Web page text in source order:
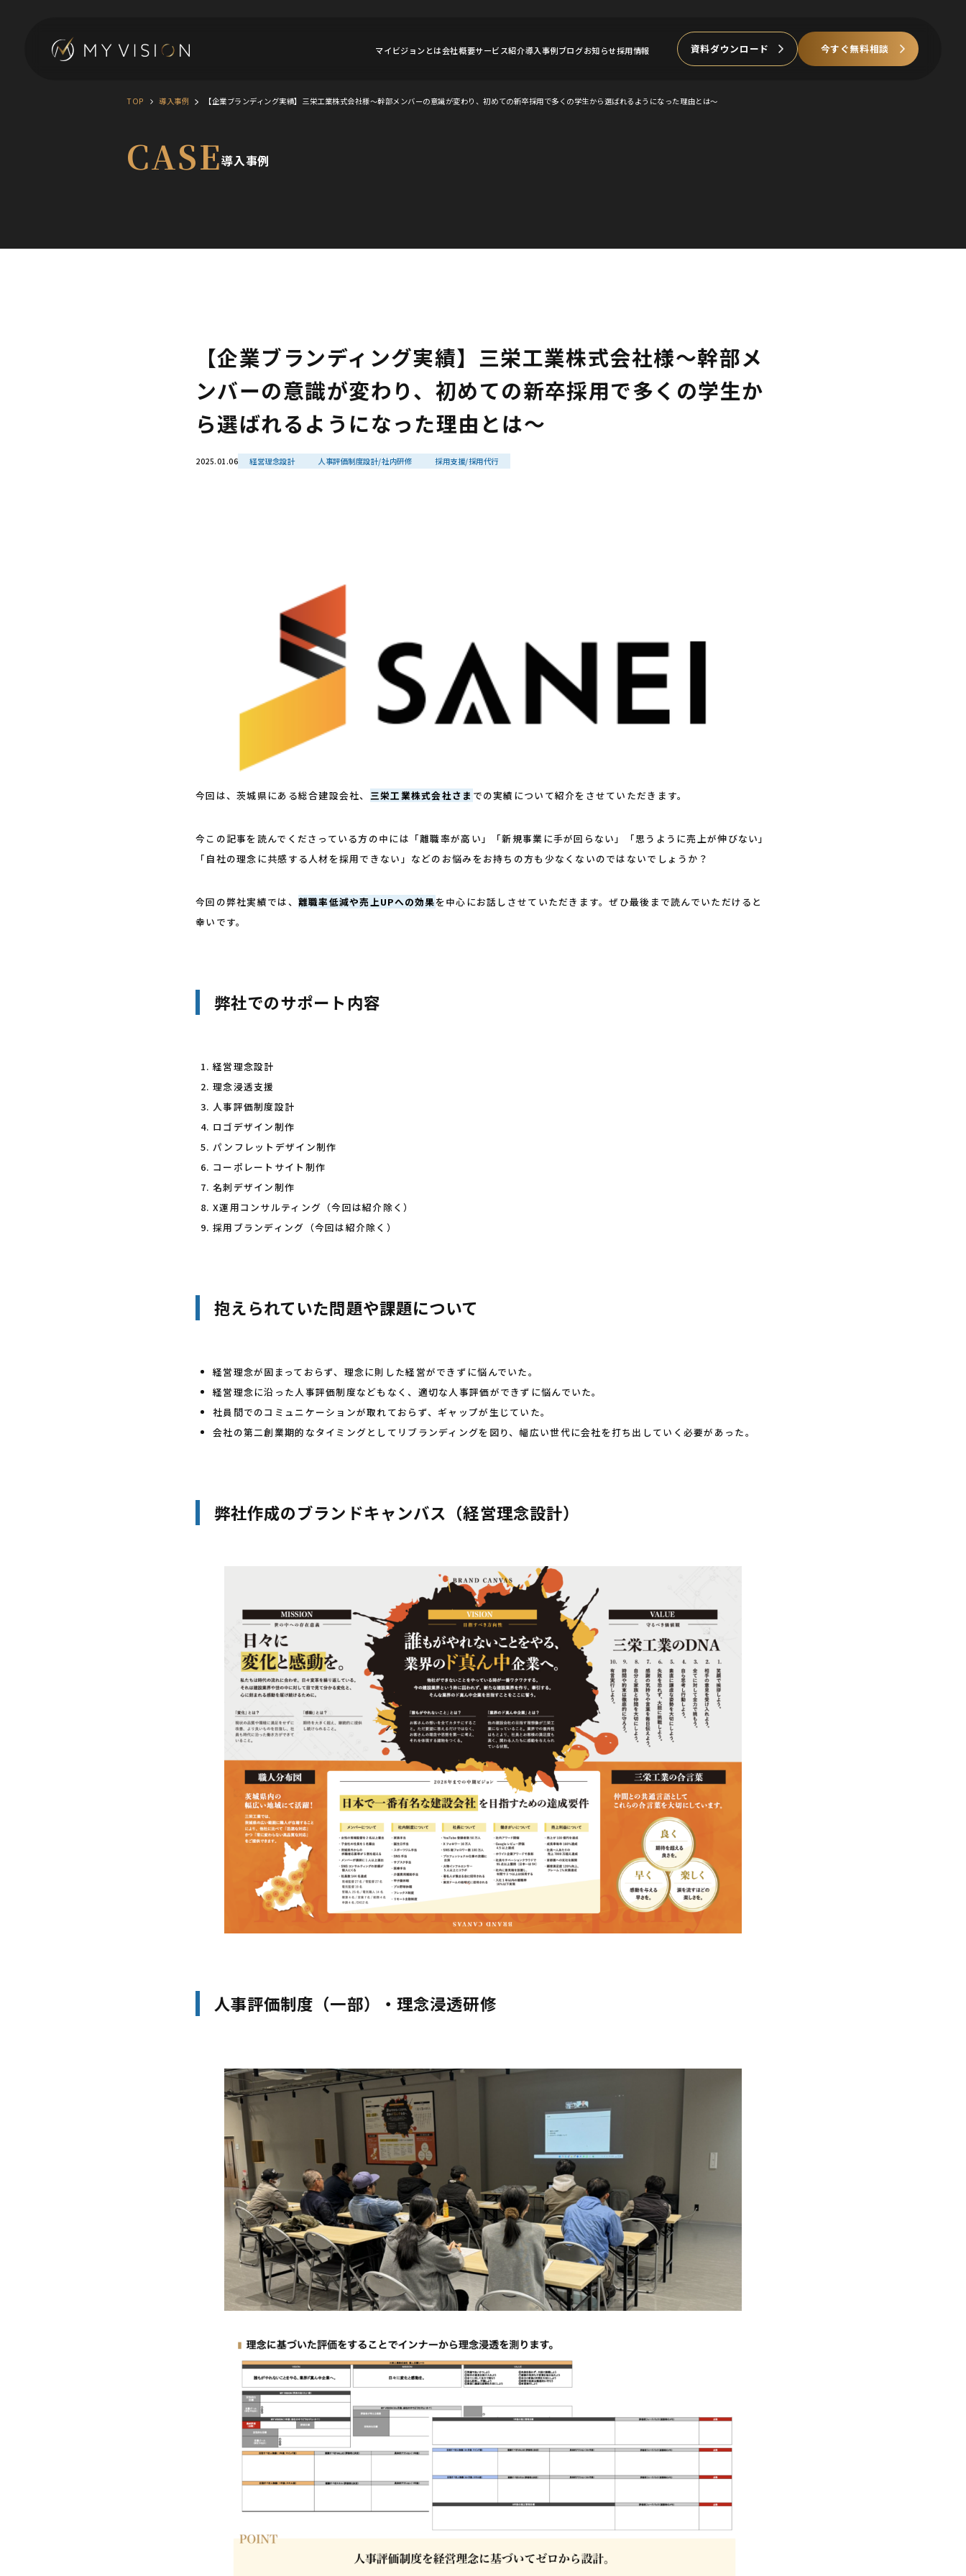
マイビジョンとは会社概要サービス紹介導入事例ブログお知らせ採用情報 資料ダウンロード 今すぐ無料相談
TOP 導入事例 【企業ブランディング実績】三栄工業株式会社様〜幹部メンバーの意識が変わり、初めての新卒採用で多くの学生から選ばれるようになった理由とは〜
CASE導入事例
【企業ブランディング実績】三栄工業株式会社様〜幹部メ
ンバーの意識が変わり、初めての新卒採用で多くの学生か
ら選ばれるようになった理由とは〜
2025.01.06 経営理念設計 人事評価制度設計/社内研修 採用支援/採用代行
今回は、茨城県にある総合建設会社、 三栄工業株式会社さま での実績について紹介をさせていただきます。
今この記事を読んでくださっている方の中には「離職率が高い」「新規事業に手が回らない」「思うように売上が伸びない」
「自社の理念に共感する人材を採用できない」などのお悩みをお持ちの方も少なくないのではないでしょうか？
今回の弊社実績では、 離職率低減や売上UPへの効果を中心にお話しさせていただきます。ぜひ最後まで読んでいただけると
幸いです。
弊社でのサポート内容
経営理念設計
理念浸透支援
人事評価制度設計
ロゴデザイン制作
パンフレットデザイン制作
コーポレートサイト制作
名刺デザイン制作
X運用コンサルティング（今回は紹介除く）
採用ブランディング（今回は紹介除く）
抱えられていた問題や課題について
経営理念が固まっておらず、理念に則した経営ができずに悩んでいた。
経営理念に沿った人事評価制度などもなく、適切な人事評価ができずに悩んでいた。
社員間でのコミュニケーションが取れておらず、ギャップが生じていた。
会社の第二創業期的なタイミングとしてリブランディングを図り、幅広い世代に会社を打ち出していく必要があった。
弊社作成のブランドキャンバス（経営理念設計）
人事評価制度（一部）・理念浸透研修